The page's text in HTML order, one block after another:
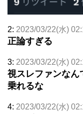
2: 2023/03/22(水)
正論すぎる
3: 2023/03/22(水)
視スレファンなん
乗れるな
4: 2023/03/22(水)